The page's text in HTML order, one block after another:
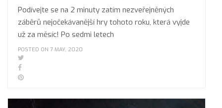
Podívejte se na 2 minuty zatím nezveřejněných
záběrů nejočekávanější hry tohoto roku, která vyjde
už za měsíc! Po sedmi letech
POSTED ON 7 MAY, 2020